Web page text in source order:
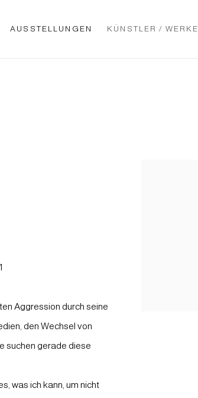
AUSSTELLUNGEN KÜNSTLER / WERKE
Aggression durch seine
den Wechsel von
suchen gerade diese
was ich kann, um nicht